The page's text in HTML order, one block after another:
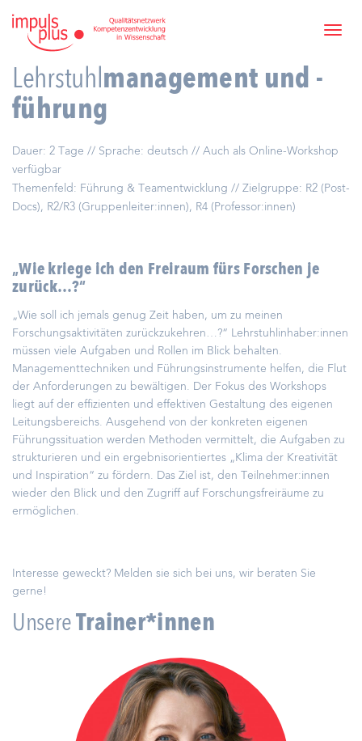
Lehrstuhlmanagement und -
führung
Dauer: 2 Tage // Sprache: deutsch // Auch als Online-Workshop
verfügbar
Themenfeld: Führung & Teamentwicklung // Zielgruppe: R2 (Post-
Docs), R2/R3 (Gruppenleiter:innen), R4 (Professor:innen)
„Wie kriege ich den Freiraum fürs Forschen je
zurück…?“
„Wie soll ich jemals genug Zeit haben, um zu meinen
Forschungsaktivitäten zurückzukehren…?“ Lehrstuhlinhaber:innen
müssen viele Aufgaben und Rollen im Blick behalten.
Managementtechniken und Führungsinstrumente helfen, die Flut
der Anforderungen zu bewältigen. Der Fokus des Workshops
liegt auf der effizienten und effektiven Gestaltung des eigenen
Leitungsbereichs. Ausgehend von der konkreten eigenen
Führungssituation werden Methoden vermittelt, die Aufgaben zu
strukturieren und ein ergebnisorientiertes „Klima der Kreativität
und Inspiration“ zu fördern. Das Ziel ist, den Teilnehmer:innen
wieder den Blick und den Zugriff auf Forschungsfreiräume zu
ermöglichen.
Interesse geweckt? Melden sie sich bei uns, wir beraten Sie
gerne!
Unsere Trainer*innen